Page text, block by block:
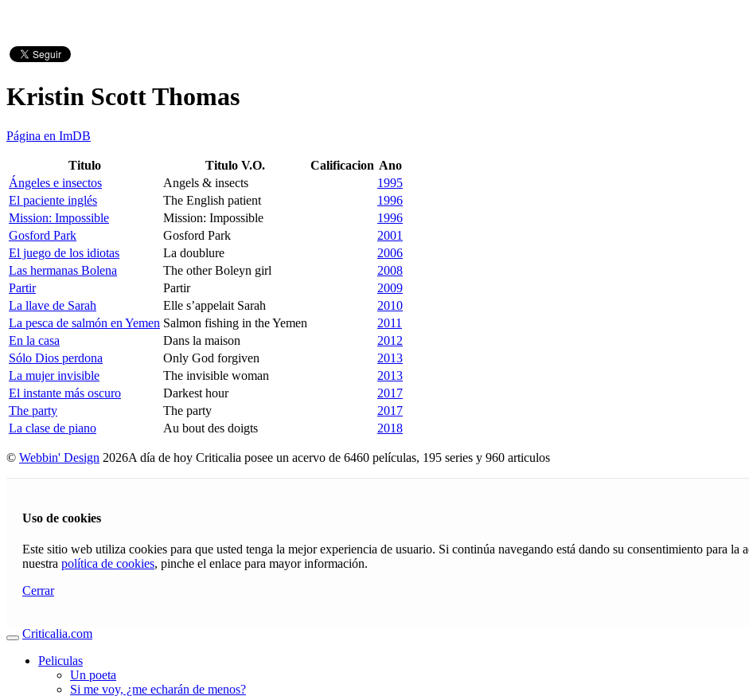
Kristin Scott Thomas
Página en ImDB
Titulo Titulo V.O. Calificacion Ano
Ángeles e insectos
Angels & insects
1995
El paciente inglés
The English patient
1996
Mission: Impossible
Mission: Impossible
1996
Gosford Park
Gosford Park
2001
El juego de los idiotas
La doublure
2006
Las hermanas Bolena
The other Boleyn girl
2008
Partir
Partir
2009
La llave de Sarah
Elle s’appelait Sarah
2010
La pesca de salmón en Yemen Salmon fishing in the Yemen
2011
En la casa
Dans la maison
2012
Sólo Dios perdona
Only God forgiven
2013
La mujer invisible
The invisible woman
2013
El instante más oscuro
Darkest hour
2017
The party
The party
2017
La clase de piano
Au bout des doigts 2018
© Webbin' Design 2026A día de hoy Criticalia posee un acervo de 6460 películas, 195 series y 960 articulos
Uso de cookies
Este sitio web utiliza cookies para que usted tenga la mejor experiencia de usuario. Si continúa navegando está dando su consentimiento para la
nuestra política de cookies, pinche el enlace para mayor información.
Cerrar
Criticalia.com
Peliculas
Un poeta
Si me voy, ¿me echarán de menos?